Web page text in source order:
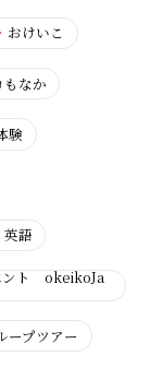
・ おけいこ
なか
験
語
ント okeikoJa
ープツアー